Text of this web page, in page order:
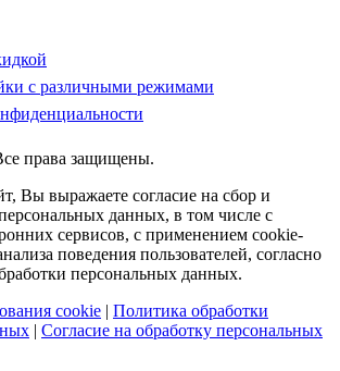
с различными режимами
права защищены.
Вы выражаете согласие на сбор и
данных, в том числе с
сервисов, с применением cookie-
поведения пользователей, согласно
персональных данных.
cookie | Политика обработки
| Согласие на обработку персональных